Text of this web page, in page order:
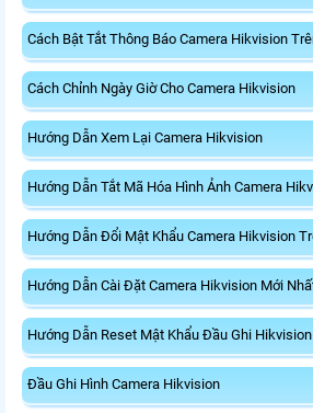
Cách Bật Tắt Thông Báo Camera Hikvision
Cách Chỉnh Ngày Giờ Cho Camera Hikvision
Hướng Dẫn Xem Lại Camera Hikvision
Hướng Dẫn Tắt Mã Hóa Hình Ảnh Camera
Hướng Dẫn Đổi Mật Khẩu Camera Hikvision
Hướng Dẫn Cài Đặt Camera Hikvision Mới
Hướng Dẫn Reset Mật Khẩu Đầu Ghi Hikvision
Đầu Ghi Hình Camera Hikvision